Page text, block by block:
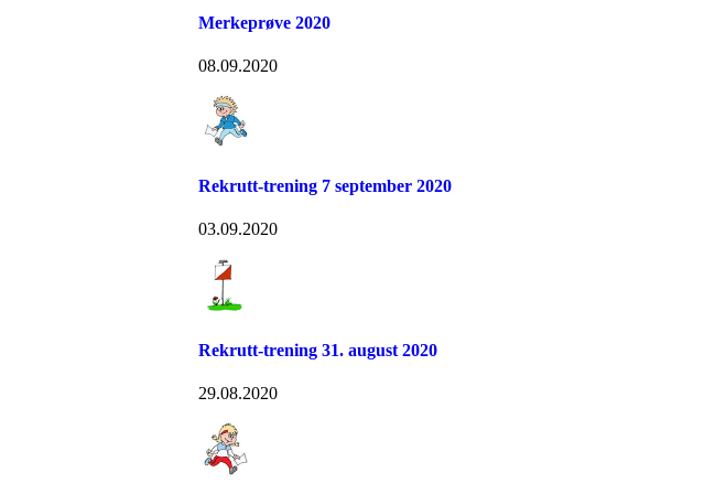
Merkeprøve 2020
08.09.2020
Rekrutt-trening 7 september 2020
03.09.2020
Rekrutt-trening 31. august 2020
29.08.2020